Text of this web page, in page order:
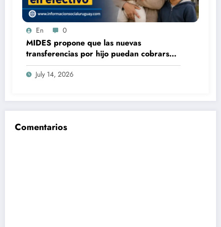
En 0
MIDES propone que las nuevas
transferencias por hijo puedan cobrarse
100% en efectivo: qué cambiaría desde
2027July 14, 2026
Comentarios